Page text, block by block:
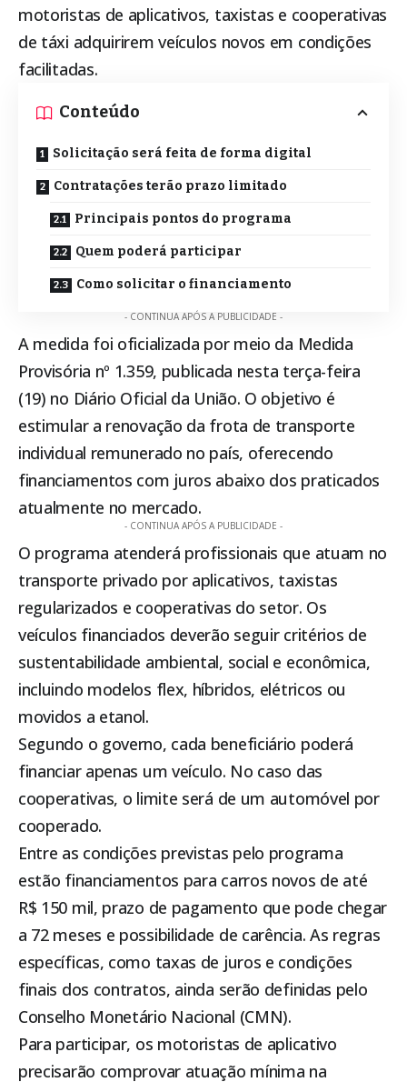
motoristas de aplicativos, taxistas e cooperativas
de táxi adquirirem veículos novos em condições
facilitadas.
Conteúdo
Solicitação será feita de forma digital
Contratações terão prazo limitado
Principais pontos do programa
Quem poderá participar
Como solicitar o financiamento
- CONTINUA APÓS A PUBLICIDADE -
A medida foi oficializada por meio da Medida
Provisória nº 1.359, publicada nesta terça-feira
(19) no Diário Oficial da União. O objetivo é
estimular a renovação da frota de transporte
individual remunerado no país, oferecendo
financiamentos com juros abaixo dos praticados
atualmente no mercado.
- CONTINUA APÓS A PUBLICIDADE -
O programa atenderá profissionais que atuam no
transporte privado por aplicativos, taxistas
regularizados e cooperativas do setor. Os
veículos financiados deverão seguir critérios de
sustentabilidade ambiental, social e econômica,
incluindo modelos flex, híbridos, elétricos ou
movidos a etanol.
Segundo o governo, cada beneficiário poderá
financiar apenas um veículo. No caso das
cooperativas, o limite será de um automóvel por
cooperado.
Entre as condições previstas pelo programa
estão financiamentos para carros novos de até
R$ 150 mil, prazo de pagamento que pode chegar
a 72 meses e possibilidade de carência. As regras
específicas, como taxas de juros e condições
finais dos contratos, ainda serão definidas pelo
Conselho Monetário Nacional (CMN).
Para participar, os motoristas de aplicativo
precisarão comprovar atuação mínima na